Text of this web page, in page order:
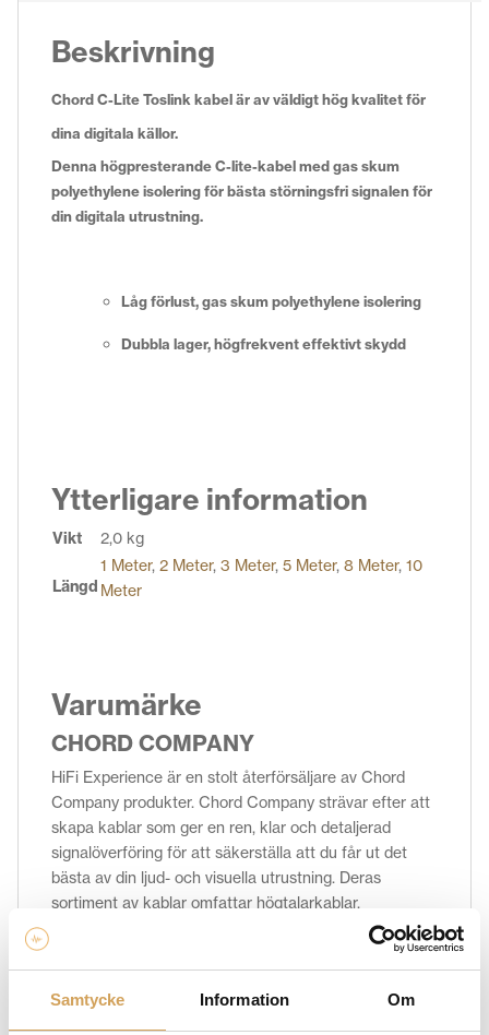
Samtycke Information Om
Beskrivning
Chord C-Lite Toslink kabel är av väldigt hög kvalitet för
dina digitala källor.
Denna högpresterande C-lite-kabel medgas skum
polyethylene isoleringför bästa störningsfri signalen för
din digitala utrustning.
Låg förlust, gas skum polyethylene isolering
Dubbla lager, högfrekvent effektivt skydd
Ytterligare information
Vikt 2,0 kg
Längd
1 Meter, 2 Meter, 3 Meter, 5 Meter, 8 Meter, 10
Meter
Varumärke
CHORD COMPANY
HiFi Experience är en stolt återförsäljare av Chord
Company produkter. Chord Company strävar efter att
skapa kablar som ger en ren, klar och detaljerad
signalöverföring för att säkerställa att du får ut det
bästa av din ljud- och visuella utrustning. Deras
sortiment av kablar omfattar högtalarkablar,
signalkablar, HDMI-kablar, strömkablar och mycket
hemmabiosystem, har Chord Company kablar som
möter dina behov och levererar en förbättrad ljud- och